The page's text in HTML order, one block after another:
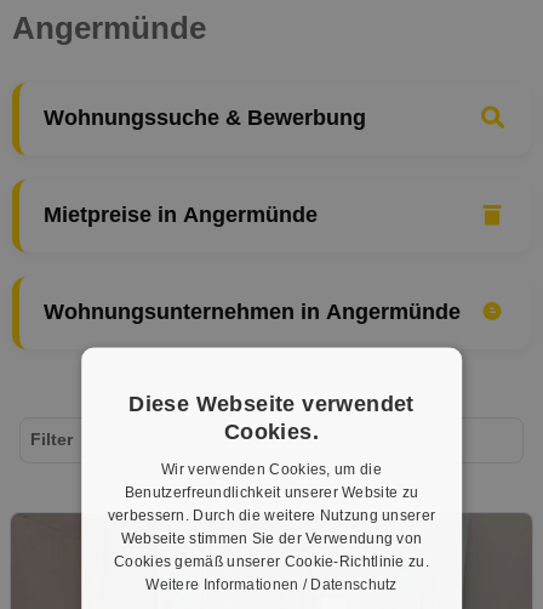
Angermünde
Wohnungssuche & Bewerbung
Mietpreise in Angermünde
Wohnungsunternehmen in Angermünde
Filter
Diese Webseite verwendet
Cookies.
Wir verwenden Cookies, um die
Benutzerfreundlichkeit unserer Website zu
verbessern. Durch die weitere Nutzung unserer
Webseite stimmen Sie der Verwendung von
Cookies gemäß unserer Cookie-Richtlinie zu.
Weitere Informationen / Datenschutz